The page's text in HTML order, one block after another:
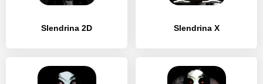
Slendrina 2D Slendrina X